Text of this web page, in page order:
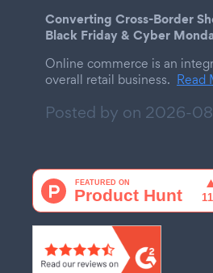
Converting Cross-Border
Black Friday & Cyber
Online commerce is an
overall retail business. Read
Posted by on 2026-